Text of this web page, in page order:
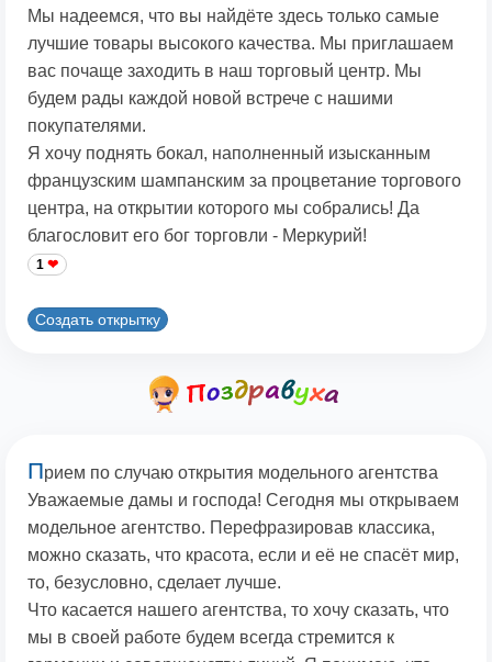
Мы надеемся, что вы найдёте здесь только самые
лучшие товары высокого качества. Мы приглашаем
вас почаще заходить в наш торговый центр. Мы
будем рады каждой новой встрече с нашими
покупателями.
Я хочу поднять бокал, наполненный изысканным
французским шампанским за процветание торгового
центра, на открытии которого мы собрались! Да
благословит его бог торговли - Меркурий!
1
Создать открытку
Прием по случаю открытия модельного агентства
Уважаемые дамы и господа! Сегодня мы открываем
модельное агентство. Перефразировав классика,
можно сказать, что красота, если и её не спасёт мир,
то, безусловно, сделает лучше.
Что касается нашего агентства, то хочу сказать, что
мы в своей работе будем всегда стремится к